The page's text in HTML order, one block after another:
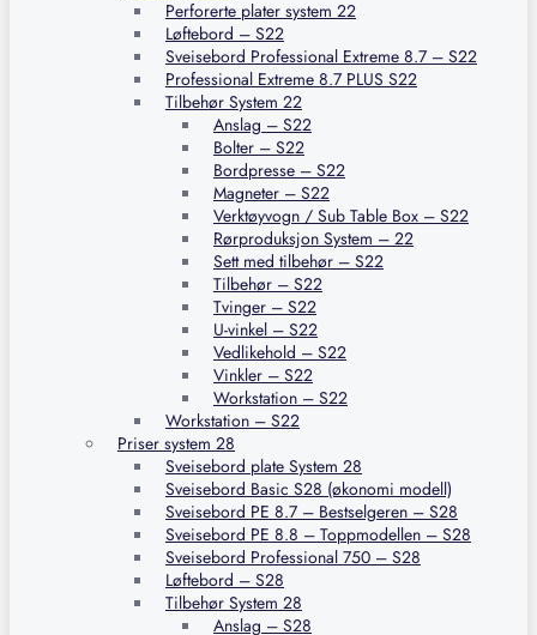
Perforerte plater system 22
Løftebord – S22
Sveisebord Professional Extreme 8.7 – S22
Professional Extreme 8.7 PLUS S22
Tilbehør System 22
Anslag – S22
Bolter – S22
Bordpresse – S22
Magneter – S22
Verktøyvogn / Sub Table Box – S22
Rørproduksjon System – 22
Sett med tilbehør – S22
Tilbehør – S22
Tvinger – S22
U-vinkel – S22
Vedlikehold – S22
Vinkler – S22
Workstation – S22
Workstation – S22
Priser system 28
Sveisebord plate System 28
Sveisebord Basic S28 (økonomi modell)
Sveisebord PE 8.7 – Bestselgeren – S28
Sveisebord PE 8.8 – Toppmodellen – S28
Sveisebord Professional 750 – S28
Løftebord – S28
Tilbehør System 28
Anslag – S28